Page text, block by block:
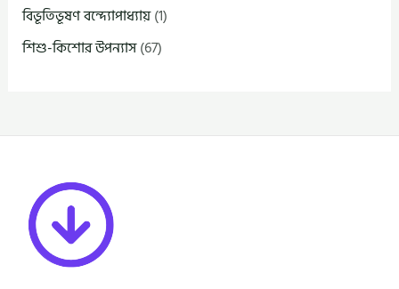
বিভূতিভূষণ বন্দ্যোপাধ্যায়(1)
শিশু-কিশোর উপন্যাস(67)